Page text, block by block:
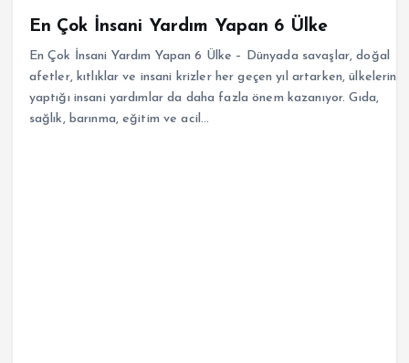
En Çok İnsani Yardım Yapan 6 Ülke
En Çok İnsani Yardım Yapan 6 Ülke – Dünyada savaşlar, doğal
afetler, kıtlıklar ve insani krizler her geçen yıl artarken, ülkelerin
yaptığı insani yardımlar da daha fazla önem kazanıyor. Gıda,
sağlık, barınma, eğitim ve acil…